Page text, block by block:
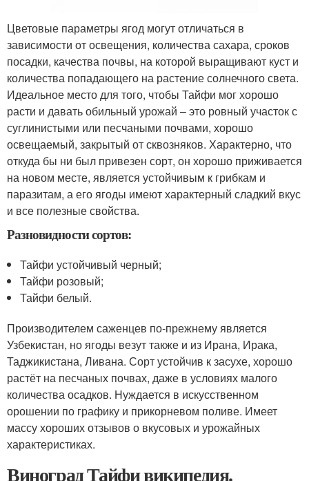
Цветовые параметры ягод могут отличаться в
зависимости от освещения, количества сахара, сроков
посадки, качества почвы, на которой выращивают куст и
количества попадающего на растение солнечного света.
Идеальное место для того, чтобы Тайфи мог хорошо
расти и давать обильный урожай – это ровный участок с
суглинистыми или песчаными почвами, хорошо
освещаемый, закрытый от сквозняков. Характерно, что
откуда бы ни был привезен сорт, он хорошо приживается
на новом месте, является устойчивым к грибкам и
паразитам, а его ягоды имеют характерный сладкий вкус
и все полезные свойства.
Разновидности сортов:
Тайфи устойчивый черный;
Тайфи розовый;
Тайфи белый.
Производителем саженцев по-прежнему является
Узбекистан, но ягоды везут также и из Ирана, Ирака,
Таджикистана, Ливана. Сорт устойчив к засухе, хорошо
растёт на песчаных почвах, даже в условиях малого
количества осадков. Нуждается в искусственном
орошении по графику и прикорневом поливе. Имеет
массу хороших отзывов о вкусовых и урожайных
характеристиках.
Виноград Тайфи википедия.